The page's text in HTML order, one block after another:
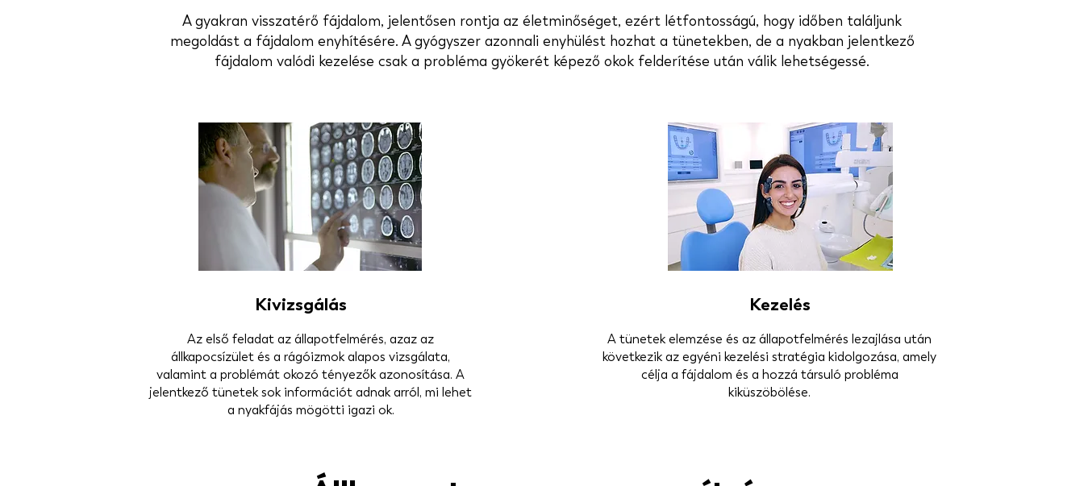
A gyakran visszatérő fájdalom, jelentősen rontja az életminőséget, ezért létfontosságú, hogy időben találjunk
megoldást a fájdalom enyhítésére. A gyógyszer azonnali enyhülést hozhat a tünetekben, de a nyakban jelentkező
fájdalom valódi kezelése csak a probléma gyökerét képező okok felderítése után válik lehetségessé.
Kivizsgálás
Az első feladat az állapotfelmérés, azaz az
állkapocsízület és a rágóizmok alapos vizsgálata,
valamint a problémát okozó tényezők azonosítása. A
jelentkező tünetek sok információt adnak arról, mi lehet
a nyakfájás mögötti igazi ok.
Kezelés
A tünetek elemzése és az állapotfelmérés lezajlása után
következik az egyéni kezelési stratégia kidolgozása, amely
célja a fájdalom és a hozzá társuló probléma
kiküszöbölése.